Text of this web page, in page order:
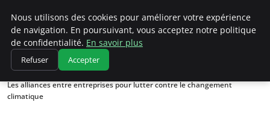
Climatedebtagents
Accueil
Changements climatiques
Les alliances entre entreprises pour lutter contre le changement
climatique
Nous utilisons des cookies pour améliorer votre expérience
de navigation. En poursuivant, vous acceptez notre politique
de confidentialité. En savoir plus
Refuser Accepter